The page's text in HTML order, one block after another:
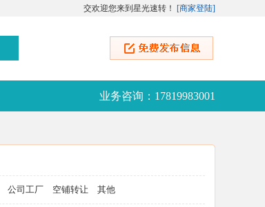
交欢迎您来到星光速转！ [商家登陆]
业务咨询：17819983001
公司工厂 空铺转让 其他